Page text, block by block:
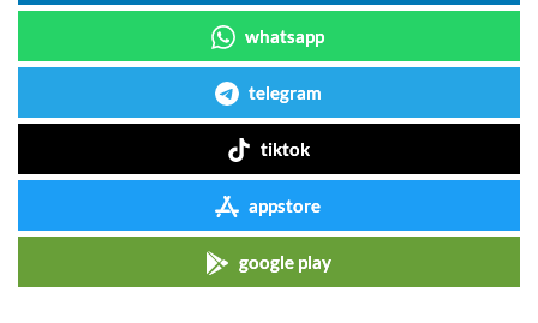
whatsapp
telegram
tiktok
appstore
google play